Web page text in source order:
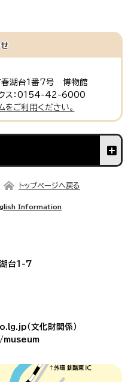
湖台1番7号 博物館
ス：0154-42-6000
をご利用ください。
トップページへ戻る
Information
台1-7
（文化財関係）